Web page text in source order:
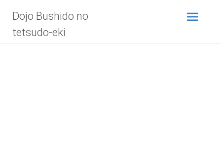
Inhalt
springen
Dojo Bushido no
tetsudo-eki